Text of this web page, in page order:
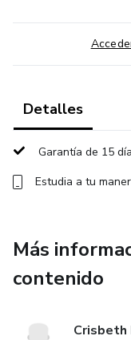
Detalles
Garantía de 15
Estudia a tu
Más
contenido
Crisbeth